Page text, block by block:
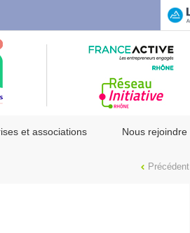
et associations Nous rejoindre
Précédent